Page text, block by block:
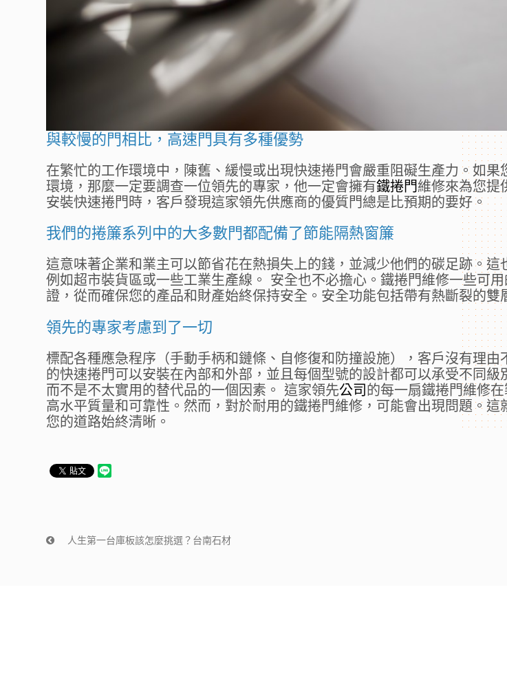
與較慢的門相比，高速門具有多種優勢
在繁忙的工作環境中，陳舊、緩慢或出現快速捲門會嚴重阻礙生產力。如果
環境，那麼一定要調查一位領先的專家，他一定會擁有鐵捲門維修來為您提
安裝快速捲門時，客戶發現這家領先供應商的優質門總是比預期的要好。
我們的捲簾系列中的大多數門都配備了節能隔熱窗簾
這意味著企業和業主可以節省花在熱損失上的錢，並減少他們的碳足跡。這
例如超市裝貨區或一些工業生產線。 安全也不必擔心。鐵捲門維修一些可
證，從而確保您的產品和財產始終保持安全。安全功能包括帶有熱斷裂的
領先的專家考慮到了一切
標配各種應急程序（手動手柄和鏈條、自修復和防撞設施），客戶沒有理
的快速捲門可以安裝在內部和外部，並且每個型號的設計都可以承受不同
而不是不太實用的替代品的一個因素。 這家領先公司 的每一扇鐵捲門維修
高水平質量和可靠性。然而，對於耐用的鐵捲門維修，可能會出現問題。
您的道路始終清晰。
人生第一台庫板該怎麼挑選？台南石材